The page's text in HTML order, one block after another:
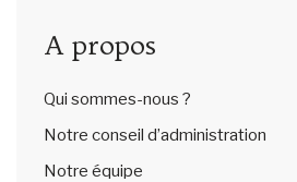
A propos
Qui sommes-nous ?
Notre conseil d’administration
Notre équipe